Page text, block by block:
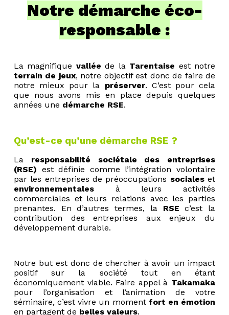
Notre démarche éco-
responsable :
La magnifique vallée de la Tarentaise est notre
terrain de jeux, notre objectif est donc de faire de
notre mieux pour la préserver. C’est pour cela
que nous avons mis en place depuis quelques
années une démarche RSE.
Qu’est-ce qu’une démarche RSE ?
La responsabilité sociétale des entreprises
(RSE) est définie comme l’intégration volontaire
par les entreprises de préoccupations socialeset
environnementales à leurs activités
commerciales et leurs relations avec les parties
prenantes. En d’autres termes, la RSE c’est la
contribution des entreprises aux enjeux du
développement durable.
Notre but est donc de chercher à avoir un impact
positif sur la société tout en étant
économiquement viable. Faire appel à Takamaka
pour l’organisation et l’animation de votre
séminaire, c’est vivre un moment fort en émotion
en partagent de belles valeurs.